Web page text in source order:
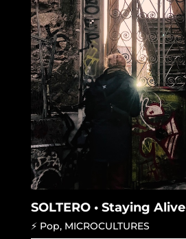
SOLTERO • Staying Alive
⚡ Pop, MICROCULTURES